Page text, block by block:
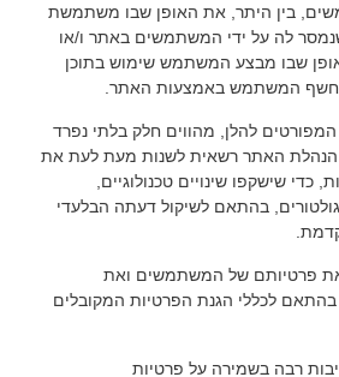
בין היתר, את האופן שבו משתמשת
לה על ידי המשתמשים באתר ו/או
שבו מבצע המשתמש שימוש בתוכן
נחשף המשתמש באמצעות האתר.
המפורטים להלן, מהווים חלק בלתי נפרד
הנהלת האתר רשאית לשנות מעת לעת את
כדי שישקפו שינויים טכנולוגיים,
בהתאם לשיקול דעתה הבלעדי
פרטיותם של המשתמשים ואת
לכללי הגנת הפרטיות המקובלים
רבה בשמירה על פרטיות